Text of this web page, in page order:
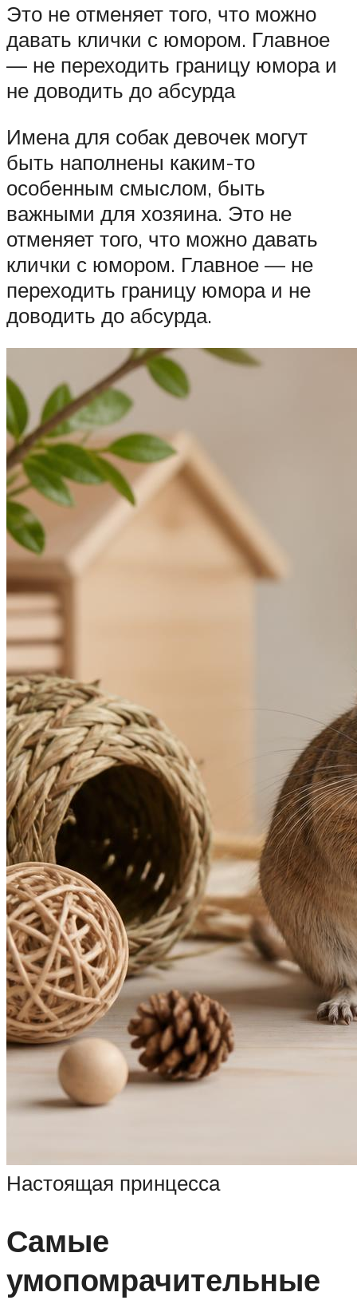
Это не отменяет того, что можно
давать клички с юмором. Главное
— не переходить границу юмора и
не доводить до абсурда
Имена для собак девочек могут
быть наполнены каким-то
особенным смыслом, быть
важными для хозяина. Это не
отменяет того, что можно давать
клички с юмором. Главное — не
переходить границу юмора и не
доводить до абсурда.
Настоящая принцесса
Самые
умопомрачительные